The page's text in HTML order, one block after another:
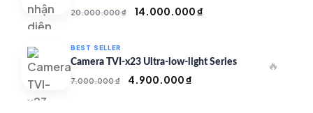
20.000.000₫
Giá
20.000.000 ₫.
14.000.000₫
là:
14.000.000 ₫.
BEST SELLER
Camera TVI-x23 Ultra-low-light Series
7.000.000₫
Giá
4.900.000₫
🔥